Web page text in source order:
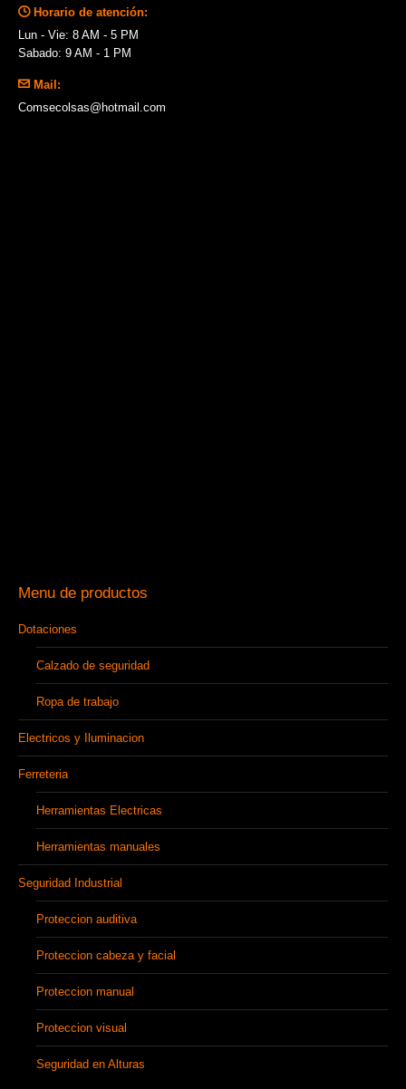
Horario de atención:
Lun - Vie: 8 AM - 5 PM
Sabado: 9 AM - 1 PM
Mail:
Comsecolsas@hotmail.com
Menu de productos
Dotaciones
Calzado de seguridad
Ropa de trabajo
Electricos y Iluminacion
Ferreteria
Herramientas Electricas
Herramientas manuales
Seguridad Industrial
Proteccion auditiva
Proteccion cabeza y facial
Proteccion manual
Proteccion visual
Seguridad en Alturas